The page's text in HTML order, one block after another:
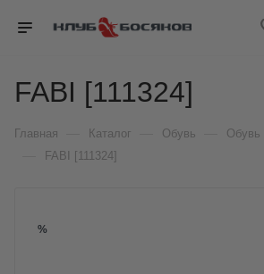
FABI [111324]
Главная Каталог Обувь Обувь
FABI [111324]
%